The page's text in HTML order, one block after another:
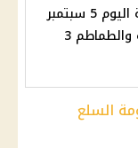
أسعار الخضراوات والفاكهة اليوم 5 سبتمبر
2025.. البطاطس 6.5 جنيه والطماطم 3
السلع